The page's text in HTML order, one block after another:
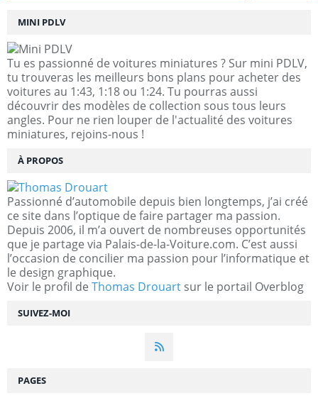
SUIVEZ-MOI
MINI PDLV
Tu es passionné de voitures miniatures ? Sur mini PDLV,
tu trouveras les meilleurs bons plans pour acheter des
voitures au 1:43, 1:18 ou 1:24. Tu pourras aussi
découvrir des modèles de collection sous tous leurs
angles. Pour ne rien louper de l'actualité des voitures
miniatures, rejoins-nous !
À PROPOS
Passionné d’automobile depuis bien longtemps, j’ai créé
ce site dans l’optique de faire partager ma passion.
Depuis 2006, il m’a ouvert de nombreuses opportunités
que je partage via Palais-de-la-Voiture.com. C’est aussi
l’occasion de concilier ma passion pour l’informatique et
le design graphique.
Voir le profil de Thomas Drouart sur le portail Overblog
PAGES